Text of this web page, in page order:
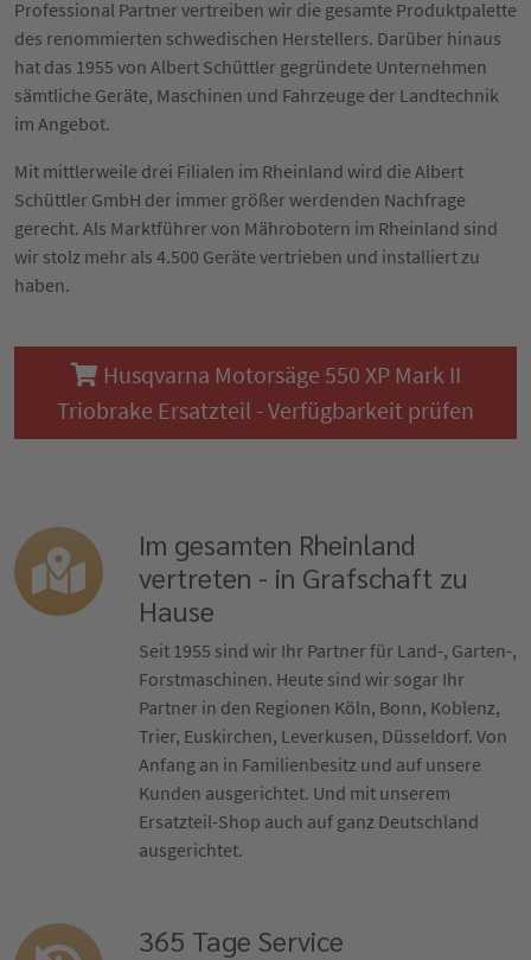
Professional Partner vertreiben wir die gesamte Produktpalette
des renommierten schwedischen Herstellers. Darüber hinaus
hat das 1955 von Albert Schüttler gegründete Unternehmen
sämtliche Geräte, Maschinen und Fahrzeuge der Landtechnik
im Angebot.
Mit mittlerweile drei Filialen im Rheinland wird die Albert
Schüttler GmbH der immer größer werdenden Nachfrage
gerecht. Als Marktführer von Mährobotern im Rheinland sind
wir stolz mehr als 4.500 Geräte vertrieben und installiert zu
haben.
Husqvarna Motorsäge 550 XP Mark II
Triobrake Ersatzteil - Verfügbarkeit prüfen
Im gesamten Rheinland
vertreten - in Grafschaft zu
Hause
Seit 1955 sind wir Ihr Partner für Land-, Garten-,
Forstmaschinen. Heute sind wir sogar Ihr
Partner in den Regionen Köln, Bonn, Koblenz,
Trier, Euskirchen, Leverkusen, Düsseldorf. Von
Anfang an in Familienbesitz und auf unsere
Kunden ausgerichtet. Und mit unserem
Ersatzteil-Shop auch auf ganz Deutschland
ausgerichtet.
365 Tage Service